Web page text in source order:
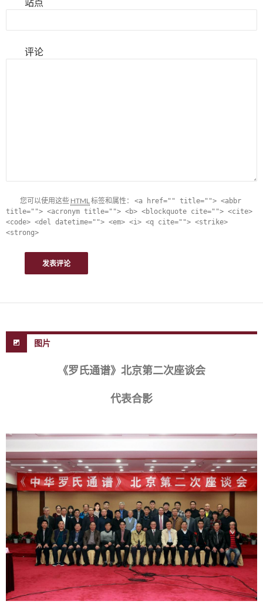
评论
您可以使用这些 HTML标签和属性： <a href="" title=""> <abbr
title=""> <acronym title=""> <b> <blockquote cite=""> <cite>
<code> <del datetime=""> <em> <i> <q cite=""> <strike>
<strong>
图片
《罗氏通谱》北京第二次座谈会
代表合影